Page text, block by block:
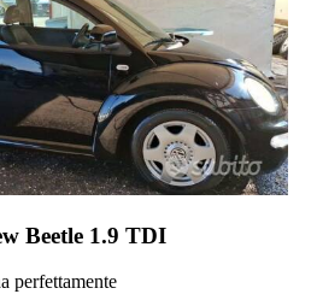
Beetle 1.9 TDI
perfettamente